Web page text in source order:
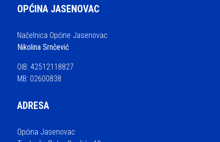
OPĆINA JASENOVAC
Načelnica Općine Jasenovac
Nikolina Srnčević
OIB: 42512118827
MB: 02600838
ADRESA
Općina Jasenovac